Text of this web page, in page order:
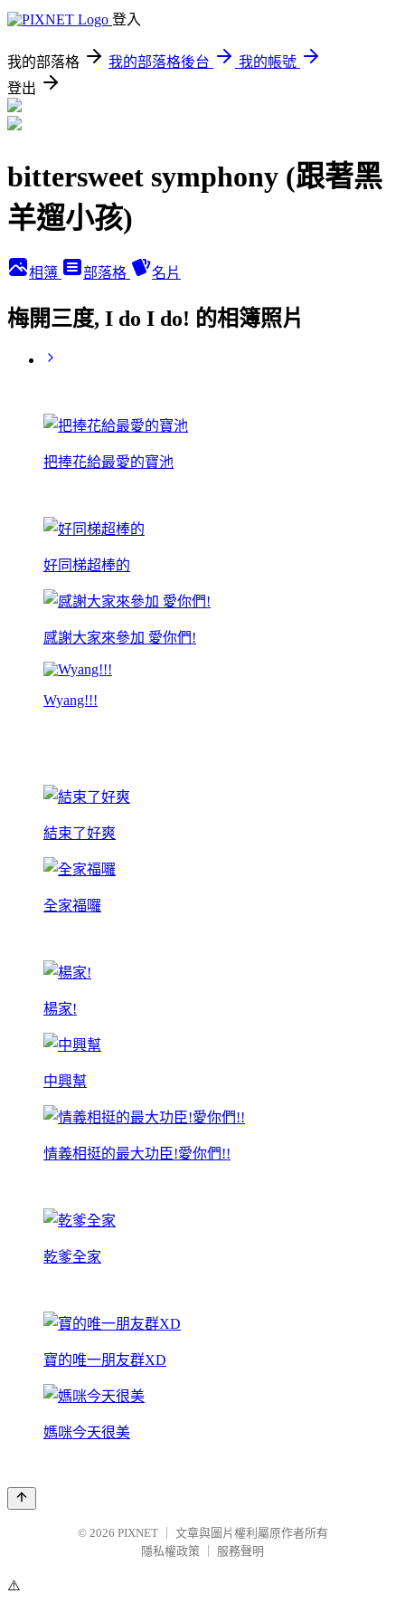
登入
我的部落格 我的部落格後台
我的帳號
登出
bittersweet symphony (跟著黑
羊遛小孩)
相簿 部落格 名片
梅開三度, I do I do! 的相簿照片
把捧花給最愛的寶池
好同梯超棒的
感謝大家來參加 愛你們!
Wyang!!!
結束了好爽
全家福囉
楊家!
中興幫
情義相挺的最大功臣!愛你們!!
乾爹全家
寶的唯一朋友群XD
媽咪今天很美
© 2026 PIXNET
文章與圖片權利屬原作者所有
隱私權政策
服務聲明
⚠️